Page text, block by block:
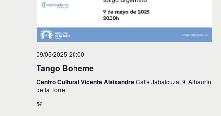
09/05/2025-20:00
Tango Boheme
Centro Cultural Vicente AleixandreCalle Jabalcuza, 9, Alhaurín
de la Torre
5€